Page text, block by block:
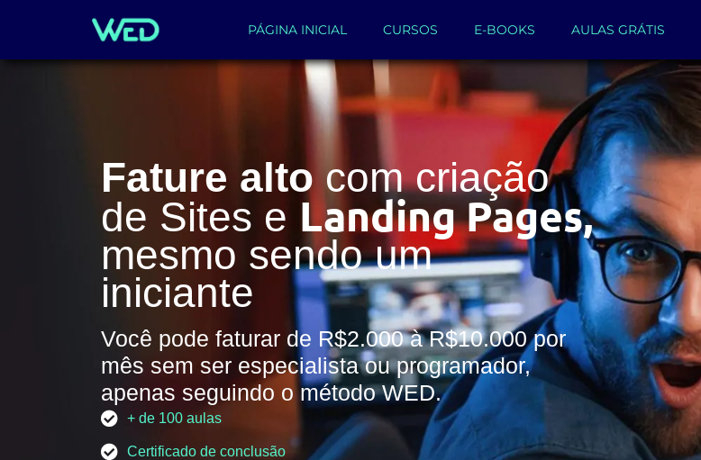
PÁGINA INICIAL CURSOS E-BOOKS AULAS GRÁTIS
Fature alto com criação
de Sites e Landing Pages,
mesmo sendo um
iniciante
Você pode faturar de R$2.000 à R$10.000 por
mês sem ser especialista ou programador,
apenas seguindo o método WED.
+ de 100 aulas
Certificado de conclusão